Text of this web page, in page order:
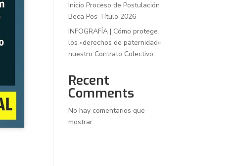
Inicio Proceso de Postulación
Beca Pos Título 2026
INFOGRAFÍA | Cómo protege
los «derechos de paternidad»
nuestro Contrato Colectivo
Recent
Comments
No hay comentarios que
mostrar.